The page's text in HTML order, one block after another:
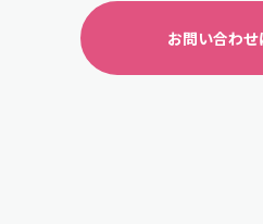
お問い合わせ